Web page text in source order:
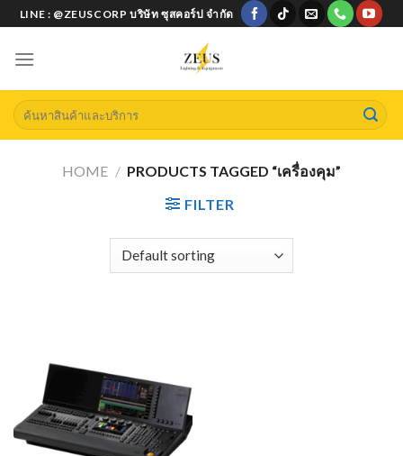
Skip
to
content
LINE : @ZEUSCORP บริษัท ซุสคอร์ป จำกัด
Search
for:
HOME / PRODUCTS TAGGED “เครื่องคุม”
FILTER